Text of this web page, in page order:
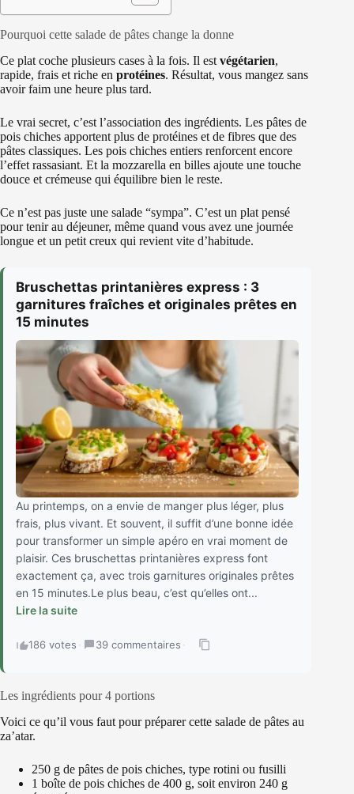
Pourquoi cette salade de pâtes change la donne
Ce plat coche plusieurs cases à la fois. Il est végétarien,
rapide, frais et riche en protéines. Résultat, vous mangez sans
avoir faim une heure plus tard.
Le vrai secret, c’est l’association des ingrédients. Les pâtes de
pois chiches apportent plus de protéines et de fibres que des
pâtes classiques. Les pois chiches entiers renforcent encore
l’effet rassasiant. Et la mozzarella en billes ajoute une touche
douce et crémeuse qui équilibre bien le reste.
Ce n’est pas juste une salade “sympa”. C’est un plat pensé
pour tenir au déjeuner, même quand vous avez une journée
longue et un petit creux qui revient vite d’habitude.
Bruschettas printanières express : 3
garnitures fraîches et originales prêtes en
15 minutes
Au printemps, on a envie de manger plus léger, plus
frais, plus vivant. Et souvent, il suffit d’une bonne idée
pour transformer un simple apéro en vrai moment de
plaisir. Ces bruschettas printanières express font
exactement ça, avec trois garnitures originales prêtes
en 15 minutes.Le plus beau, c’est qu’elles ont...
Lire la suite
186 votes · 39 commentaires ·
Les ingrédients pour 4 portions
Voici ce qu’il vous faut pour préparer cette salade de pâtes au
za’atar.
250 g de pâtes de pois chiches, type rotini ou fusilli
1 boîte de pois chiches de 400 g, soit environ 240 g